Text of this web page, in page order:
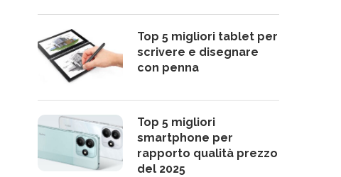
Top 5 migliori tablet per
scrivere e disegnare
con penna
Top 5 migliori
smartphone per
rapporto qualità prezzo
del 2025